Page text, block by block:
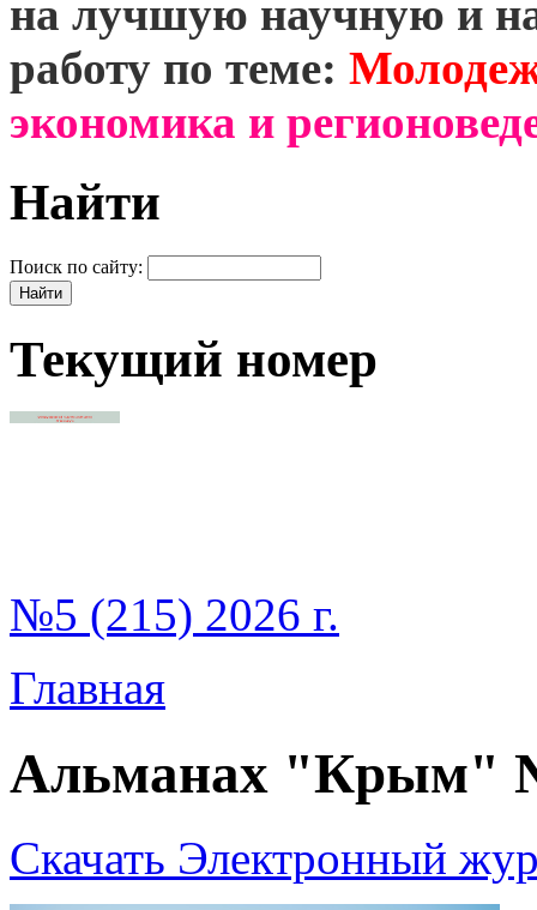
на лучшую научную и
работу по теме:
экономика и
Найти
Поиск по сайту:
Текущий номер
№5 (215) 2026 г.
Главная
Альманах "Крым"
Скачать Электронный